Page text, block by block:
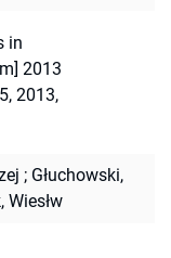
in
2013
2013,
; Głuchowski,
Wiesłw